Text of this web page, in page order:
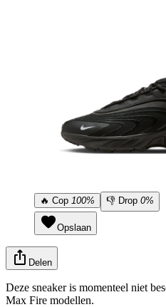
🔥 Cop 100% 👎 Drop 0%
Opslaan
Delen
Deze sneaker is momenteel niet
Max Fire modellen.